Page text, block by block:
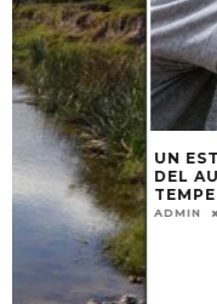
UN ESTUDIO
DEL AUMENTO
TEMPERATURAS EN
ADMIN 1 AGOSTO, 2026